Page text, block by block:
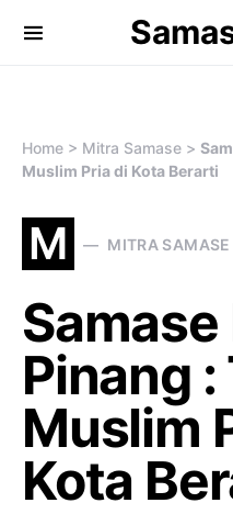
Search for:
Home > Mitra Samase >
Muslim Pria di Kota Berarti
M MITRA SAMASE
Pinang :
Muslim
Kota